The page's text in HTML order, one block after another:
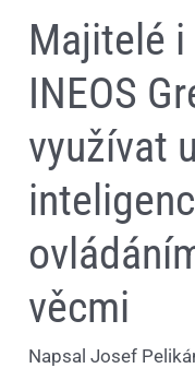
Majitelé
INEOS
využívat
věcmi
NapsalJosef
auta
i
dalšími
věcmi